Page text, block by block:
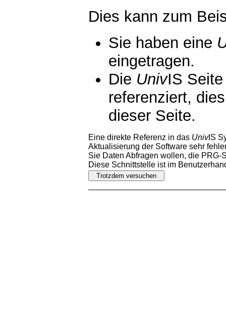
Dies kann zum
Sie haben eine
eingetragen.
Die UnivIS
referenziert,
dieser Seite.
Eine direkte Referenz in das UnivIS
Aktualisierung der Software sehr
Sie Daten Abfragen wollen, die PRG-
Diese Schnittstelle ist im